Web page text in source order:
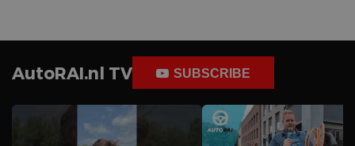
AutoRAI.nl TV SUBSCRIBE